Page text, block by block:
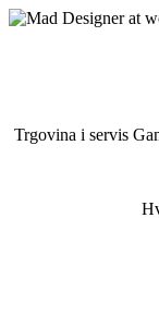
Trgovina i servis